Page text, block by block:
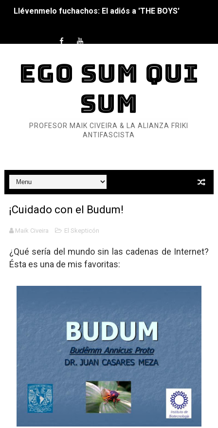
Mario: La epopeya del fontanero - Parte II
Mario: La epopeya del fontanero - Parte I
Pequeña Filmoteca Antifascista
Que no nos aplaste el Talón de Hierro
Pokémon: La película existencialista
Un año para sobrevivir al mundo: Dos mil tíjiri cinco
¿Estamos soñando con ovejas eléctricas?
Dioses y Monstruos: Guillermo (DOS)
Carlos Manzo y el narcogobierno asesino
25 grandes películas de terror del siglo XXI
Devoraos los unos a los otros
Charlie Kirk y la izquierda asesina
Dios es Cambio: Filosofía Earthseed para el fin del
Nuestra era de genocidios
EGO SUM QUI
SUM
PROFESOR MAIK CIVEIRA & LA ALIANZA FRIKI
ANTIFASCISTA
¡Cuidado con el Budum!
Maik Civeira El Skepticón
¿Qué sería del mundo sin las cadenas de Internet?
Ésta es una de mis favoritas: